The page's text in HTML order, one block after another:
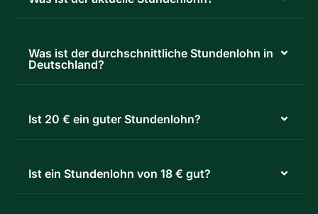
Was ist der durchschnittliche Stundenlohn in
Deutschland?
Ist 20 € ein guter Stundenlohn?
Ist ein Stundenlohn von 18 € gut?